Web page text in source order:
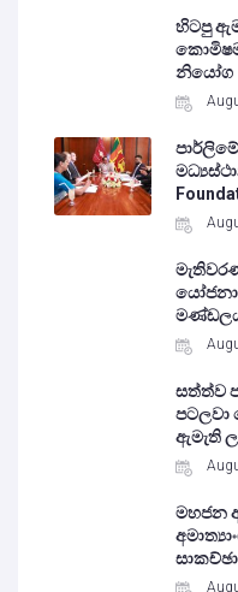
හිටපු
කොමිෂම
නියෝග
සත්ත්ව
පටලවා
ඇමැති
මහජන